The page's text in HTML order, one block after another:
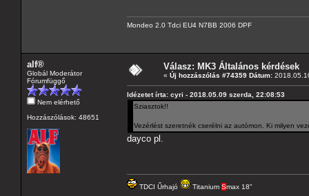
Mondeo 2.0 Tdci EU4 N7BB 2006 DPF
alf®
Globál Moderátor
Fórumfüggő
Nem elérhető
Hozzászólások: 48651
Válasz: MK3 Általános kérdések
« Új hozzászólás #74359 Dátum:
Idézetet írta: cyri - 2018.05.09 szerda, 22:08:53
Sziasztok!!
Vezérlést szeretnék cserélni az autómon. Ki milyen
dayco pl.
TDCI Űrhajó Titanium Smax 18"